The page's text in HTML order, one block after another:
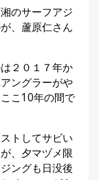
のサーフアジ
、蘆原仁さん
２０１７年か
ングラーがや
こ10年の間で
トしてサビい
、夕マヅメ限
ングも日没後